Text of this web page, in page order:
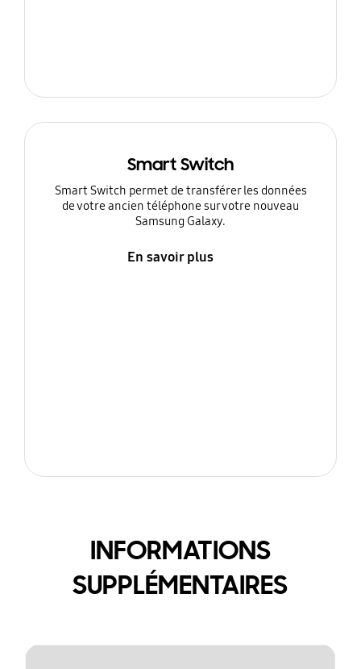
Smart Switch
Smart Switch permet de transférer les données
de votre ancien téléphone sur votre nouveau
Samsung Galaxy.
En savoir plus
INFORMATIONS
SUPPLÉMENTAIRES